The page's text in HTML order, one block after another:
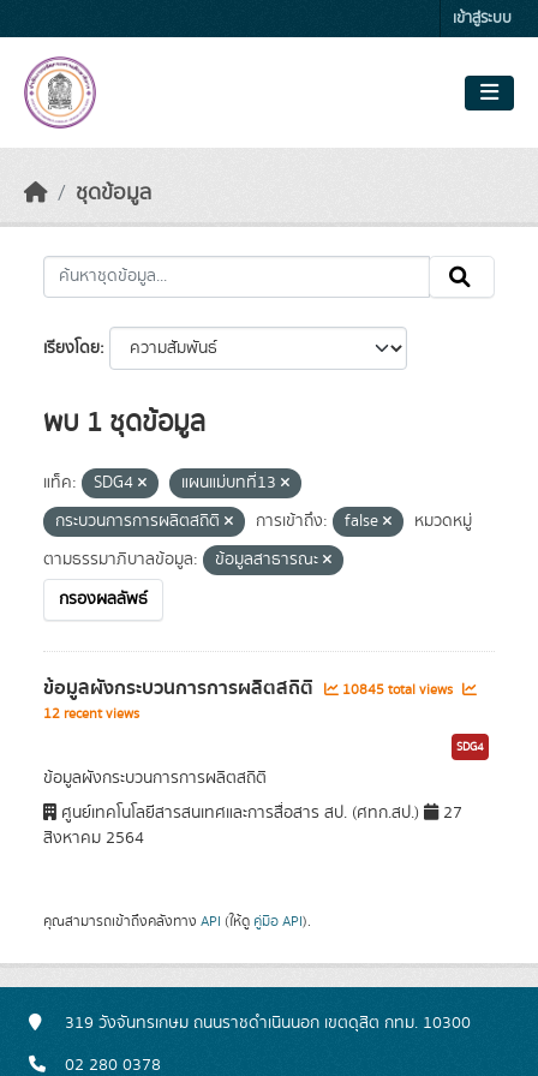
เข้าสู่ระบบ
ชุดข้อมูล
เรียงโดย
พบ 1 ชุดข้อมูล
แท็ค: SDG4
แผนแม่บทที่13
กระบวนการการผลิตสถิติ
การเข้าถึง: false
หมวดหมู่
ตามธรรมาภิบาลข้อมูล:
ข้อมูลสาธารณะ
กรองผลลัพธ์
ข้อมูลผังกระบวนการการผลิตสถิติ
10845 total views
12 recent views
SDG4
ข้อมูลผังกระบวนการการผลิตสถิติ
ศูนย์เทคโนโลยีสารสนเทศและการสื่อสาร สป. (ศทก.สป.)
27
สิงหาคม 2564
คุณสามารถเข้าถึงคลังทาง API (ให้ดู คู่มือ API).
319 วังจันทรเกษม ถนนราชดำเนินนอก เขตดุสิต กทม. 10300
02 280 0378